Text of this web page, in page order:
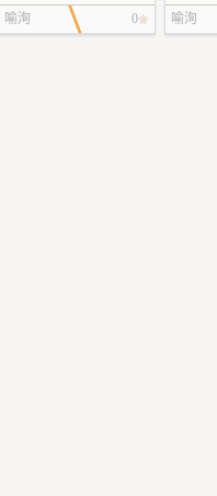
喻洵
0
喻洵